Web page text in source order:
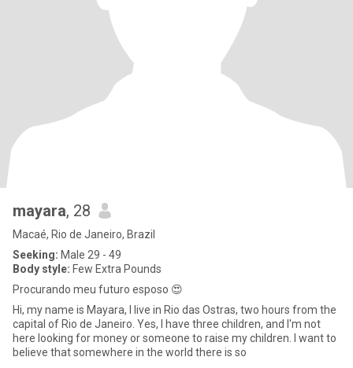
mayara, 28
Macaé, Rio de Janeiro, Brazil
Seeking: Male 29 - 49
Body style: Few Extra Pounds
Procurando meu futuro esposo 😍
Hi, my name is Mayara, I live in Rio das Ostras, two hours from the
capital of Rio de Janeiro. Yes, I have three children, and I'm not
here looking for money or someone to raise my children. I want to
believe that somewhere in the world there is so